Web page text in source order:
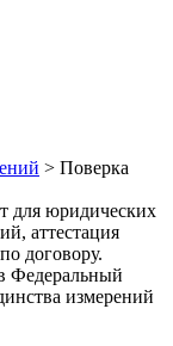
> Поверка
для юридических
аттестация
договору.
Федеральный
измерений